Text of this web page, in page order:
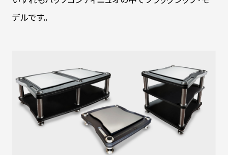
デルです。